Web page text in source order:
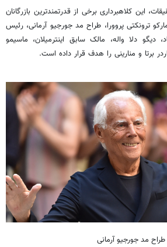
این کلاهبرداری برخی از قدرتمندترین بازرگانان
ترونکتی پروورا، طراح مد جورجیو آرمانی، رئیس
دیگو دلا واله، مالک سابق اینترمیلان، ماسیمو
برتا و منارینی را هدف قرار داده است.
طراح مد جورجیو آرمانی